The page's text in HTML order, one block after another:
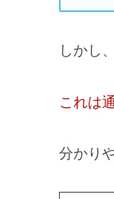
しかし
これは
分かり